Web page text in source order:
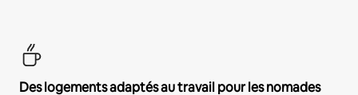
Des logements adaptés au travail pour les nomades